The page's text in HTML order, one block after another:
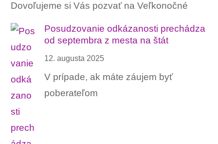
Dovoľujeme si Vás pozvať na Veľkonočné
Posudzovanie odkázanosti prechádza
od septembra z mesta na štát
12. augusta 2025
V prípade, ak máte záujem byť
poberateľom